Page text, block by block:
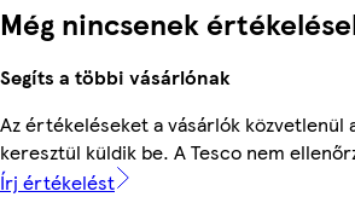
Még nincsenek
Segíts a többi vásárlónak
Az értékeléseket a vásárlók közvetlenül
keresztül küldik be. A Tesco nem
Írj értékelést